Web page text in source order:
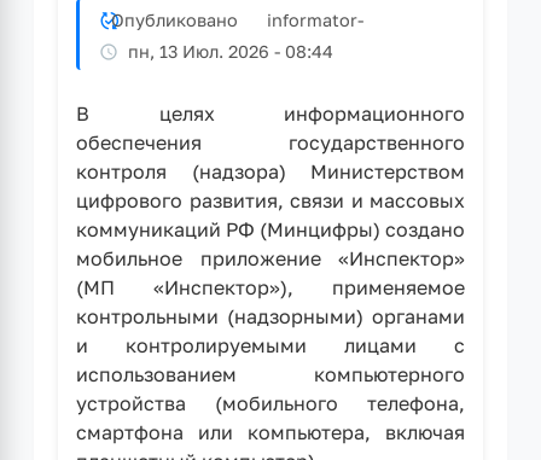
Роскадастр
итоги
Опубликовано informator-
пн, 13 Июл. 2026 - 08:44
В целях информационного
обеспечения государственного
контроля (надзора) Министерством
цифрового развития, связи и массовых
коммуникаций РФ (Минцифры) создано
мобильное приложение «Инспектор»
(МП «Инспектор»), применяемое
контрольными (надзорными) органами
и контролируемыми лицами с
использованием компьютерного
устройства (мобильного телефона,
смартфона или компьютера, включая